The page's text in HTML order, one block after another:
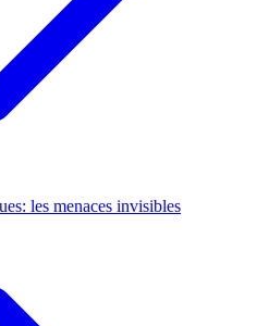
les menaces invisibles